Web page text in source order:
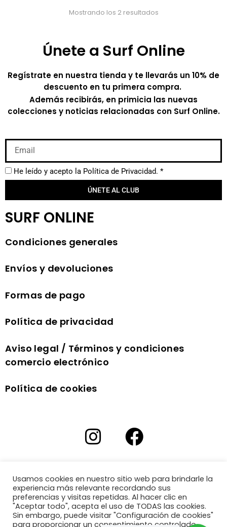
Mostrando los 2 resultados
Únete a Surf Online
Regístrate en nuestra tienda y te llevarás un 10% de
descuento en tu primera compra.
Además recibirás, en primicia las nuevas
colecciones y noticias relacionadas con Surf Online.
He leído y acepto la Política de Privacidad. *
ÚNETE AL CLUB
SURF ONLINE
Condiciones generales
Envíos y devoluciones
Formas de pago
Política de privacidad
Aviso legal / Términos y condiciones
comercio electrónico
Política de cookies
Usamos cookies en nuestro sitio web para brindarle la
experiencia más relevante recordando sus
preferencias y visitas repetidas. Al hacer clic en
"Aceptar todo", acepta el uso de TODAS las cookies.
Sin embargo, puede visitar "Configuración de cookies"
para proporcionar un consentimiento controlado.